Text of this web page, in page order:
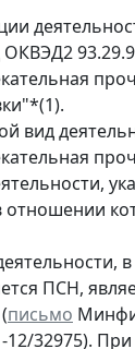
вид
отношении
ПСН,
письмо
12/32975).